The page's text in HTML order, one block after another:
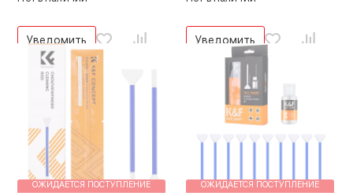
Уведомить Уведомить
ОЖИДАЕТСЯ ПОСТУПЛЕНИЕ ОЖИДАЕТСЯ ПОСТУПЛЕНИЕ